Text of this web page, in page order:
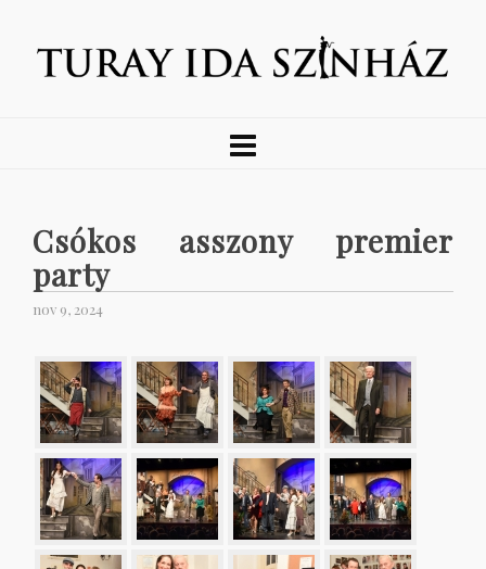
Csókos asszony premier
party
nov 9, 2024